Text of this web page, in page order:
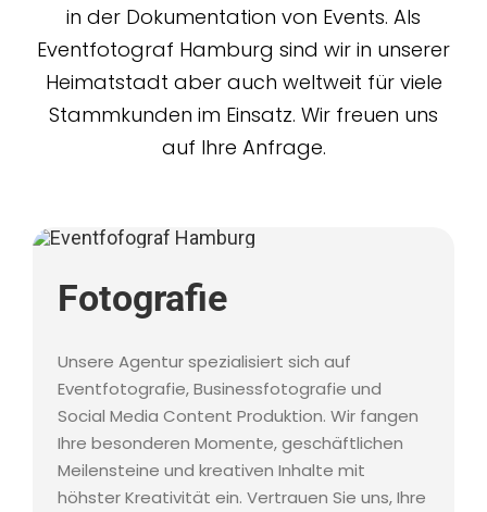
in der Dokumentation von Events. Als
Eventfotograf Hamburg sind wir in unserer
Heimatstadt aber auch weltweit für viele
Stammkunden im Einsatz. Wir freuen uns
auf Ihre Anfrage.
Fotografie
Unsere Agentur spezialisiert sich auf
Eventfotografie, Businessfotografie und
Social Media Content Produktion. Wir fangen
Ihre besonderen Momente, geschäftlichen
Meilensteine und kreativen Inhalte mit
höhster Kreativität ein. Vertrauen Sie uns, Ihre